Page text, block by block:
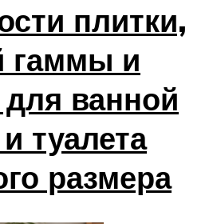
плитки,
гаммы и
ванной
туалета
размера